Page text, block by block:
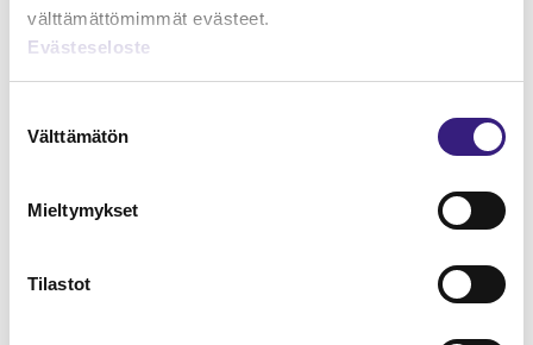
välttämättömimmät evästeet.
Evästeseloste
valinta
Välttämätön
Mieltymykset
Tilastot
Verkkokauppa - kirjanpito ja
KIRJANPITO